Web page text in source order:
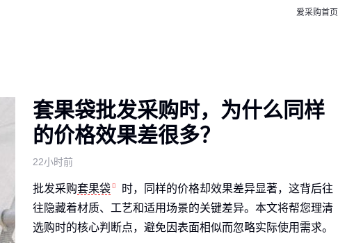
爱采购首页
套果袋批发采购时，为什么同样
的价格效果差很多？
22小时前
批发采购套果袋
时，同样的价格却效果差异显著，这背后往
往隐藏着材质、工艺和适用场景的关键差异。本文将帮您理清
选购时的核心判断点，避免因表面相似而忽略实际使用需求。